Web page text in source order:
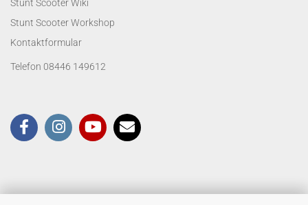
Stunt Scooter Wiki
Stunt Scooter Workshop
Kontaktformular
Telefon 08446 149612